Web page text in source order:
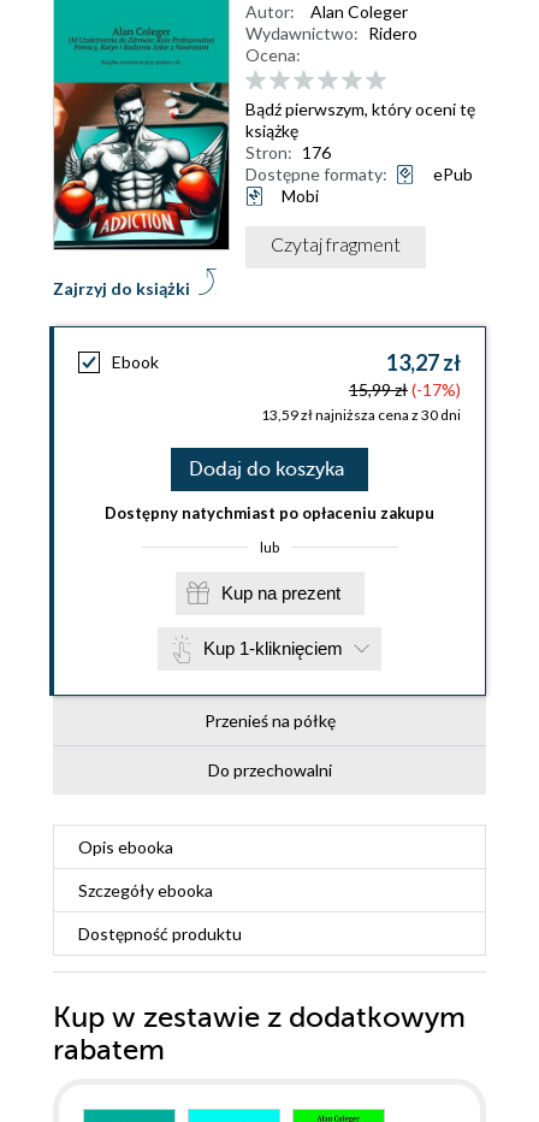
Zajrzyj do książki
Autor:
Alan Coleger
Wydawnictwo: Ridero
Ocena:
Bądź pierwszym, który oceni tę
książkę
Stron: 176
Dostępne formaty:
ePub
Mobi
Czytaj fragment
Ebook 13,27 zł
15,99 zł(-17%)
13,59 zł najniższa cena z 30 dni
Dodaj do koszyka
Dostępny natychmiast po opłaceniu zakupu
lub
Kup na prezent
Kup 1-kliknięciem
Przenieś na półkę
Do przechowalni
Opis ebooka
Szczegółyebooka
Dostępność produktu
Kup w zestawie z dodatkowym
rabatem